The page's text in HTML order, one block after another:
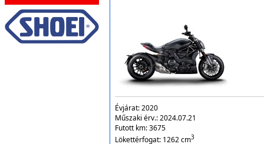
Évjárat:2020
Műszaki érv.:2024.07.21
Futott km:3675
Lökettérfogat: 1262cm3